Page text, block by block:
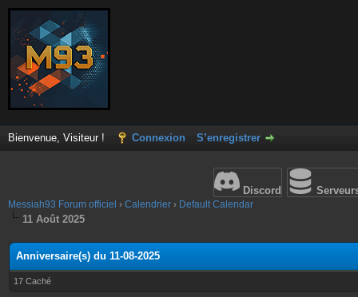
Bienvenue, Visiteur ! Connexion S’enregistrer
Discord
Messiah93 Forum officiel › Calendrier › Default Calendar
11 Août 2025
Anniversaire(s) du 11-08-2025
17 Caché